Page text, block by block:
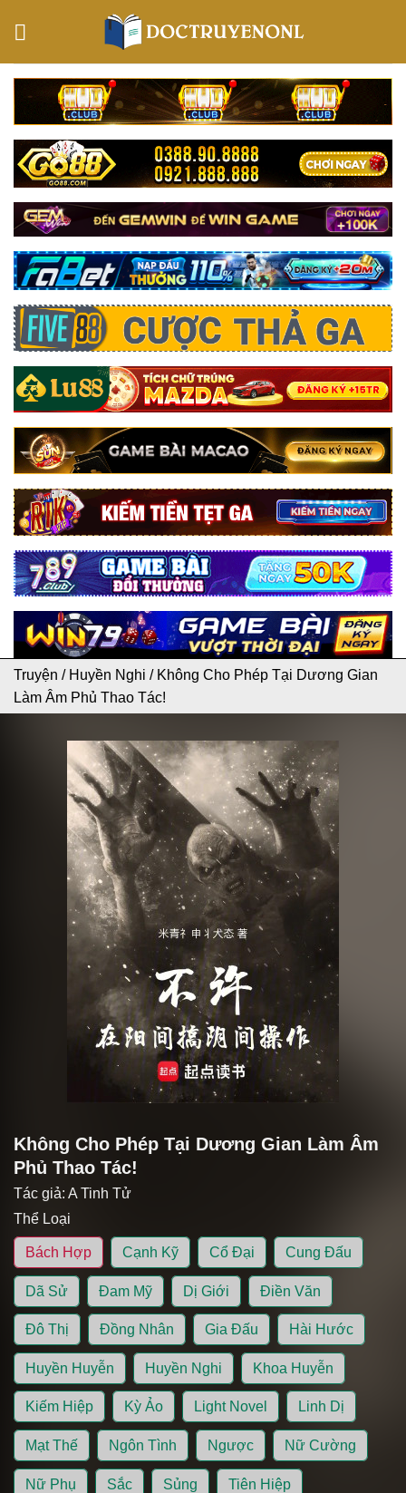
Truyện / Huyền Nghi / Không Cho Phép Tại Dương Gian
Làm Âm Phủ Thao Tác!
Không Cho Phép Tại Dương Gian Làm Âm
Phủ Thao Tác!
Tác giả: A Tinh Tử
Thể Loại
Bách Hợp Cạnh Kỹ Cổ Đại Cung Đấu
Dã Sử Đam Mỹ Dị Giới Điền Văn
Đô Thị Đồng Nhân Gia Đấu Hài Hước
Huyền Huyễn Huyền Nghi Khoa Huyễn
Kiếm Hiệp Kỳ Ảo Light Novel Linh Dị
Mạt Thế Ngôn Tình Ngược Nữ Cường
Nữ Phụ Sắc Sủng Tiên Hiệp